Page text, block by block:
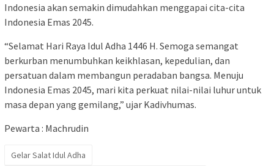
Indonesia akan semakin dimudahkan menggapai cita-cita
Indonesia Emas 2045.
“Selamat Hari Raya Idul Adha 1446 H. Semoga semangat
berkurban menumbuhkan keikhlasan, kepedulian, dan
persatuan dalam membangun peradaban bangsa. Menuju
Indonesia Emas 2045, mari kita perkuat nilai-nilai luhur untuk
masa depan yang gemilang,” ujar Kadivhumas.
Pewarta : Machrudin
Gelar Salat Idul Adha